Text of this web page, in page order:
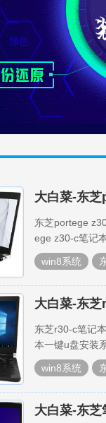
大白菜-东
东芝portege
ege z30-c笔记
win8系统
大白菜-东
东芝r30-c笔记
本一键u盘安装
win8系统
大白菜-东